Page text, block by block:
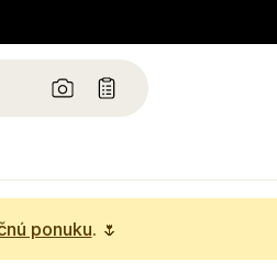
ponuku. 🌷